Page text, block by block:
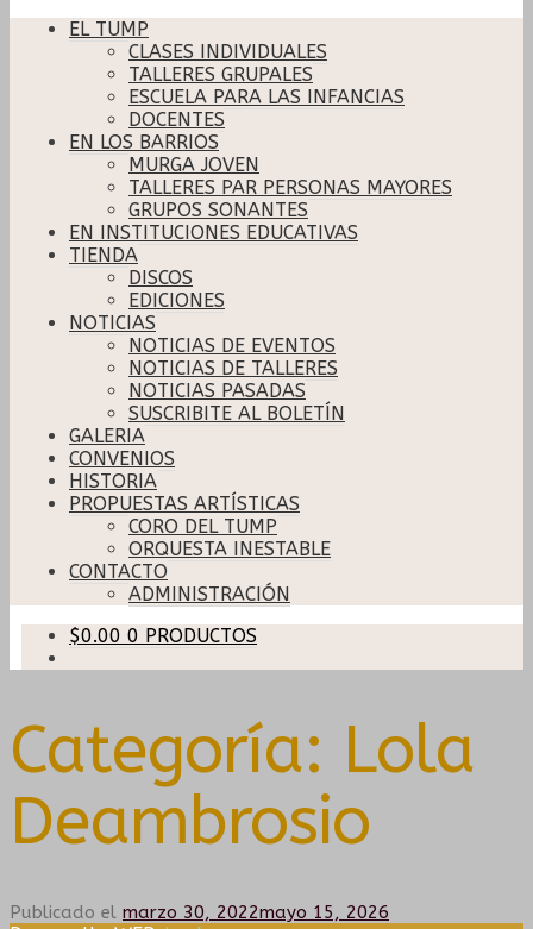
EL TUMP
CLASES INDIVIDUALES
TALLERES GRUPALES
ESCUELA PARA LAS INFANCIAS
DOCENTES
EN LOS BARRIOS
MURGA JOVEN
TALLERES PAR PERSONAS MAYORES
GRUPOS SONANTES
EN INSTITUCIONES EDUCATIVAS
TIENDA
DISCOS
EDICIONES
NOTICIAS
NOTICIAS DE EVENTOS
NOTICIAS DE TALLERES
NOTICIAS PASADAS
SUSCRIBITE AL BOLETÍN
GALERIA
CONVENIOS
HISTORIA
PROPUESTAS ARTÍSTICAS
CORO DEL TUMP
ORQUESTA INESTABLE
CONTACTO
ADMINISTRACIÓN
$0.00 0 PRODUCTOS
Categoría: Lola
Deambrosio
Publicado el marzo 30, 2022mayo 15, 2026